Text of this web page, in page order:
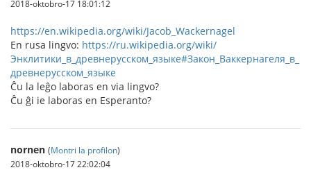
2018-oktobro-17 18:01:12
https://en.wikipedia.org/wiki/Jacob_Wackernagel
En rusa lingvo: https://ru.wikipedia.org/wiki/
Энклитики_в_древнерусском_языке#Закон_Ваккернагеля_в_
древнерусском_языке
Ĉu la leĝo laboras en via lingvo?
Ĉu ĝi ie laboras en Esperanto?
nornen (Montri la profilon)
2018-oktobro-17 22:02:04